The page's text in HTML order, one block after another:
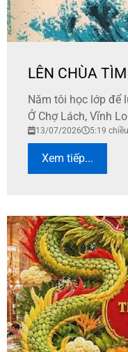
LÊN CHÙA
Năm tôi học lớp để
Ở Chợ Lách, Vĩnh
13/07/2026 5:19 chiều
Xem tiếp...